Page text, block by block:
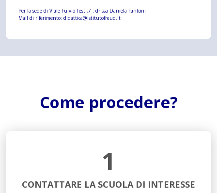
Per la sede di Viale Fulvio Testi,7 : dr.ssa Daniela Fantoni
Mail di riferimento: didattica@istitutofreud.it
Come procedere?
1
CONTATTARE LA SCUOLA DI INTERESSE